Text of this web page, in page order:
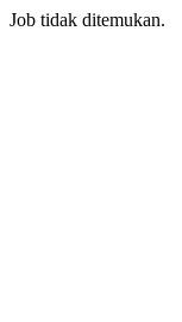
Job tidak ditemukan.